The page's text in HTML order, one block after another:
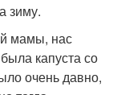
зиму.
мамы, нас
капуста со
очень давно,